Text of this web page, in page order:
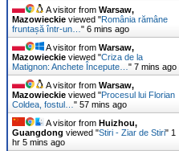
A visitor from Warsaw,
Mazowieckie viewed "România rămâne
fruntașă într-un… " 6 mins ago
A visitor from Warsaw,
Mazowieckie viewed "Criza de la
Matignon: Anchete Începute… " 7 mins ago
A visitor from Warsaw,
Mazowieckie viewed "Procesul lui Florian
Coldea, fostul… " 57 mins ago
A visitor from Huizhou,
Guangdong viewed "Stiri - Ziar de Stiri" 1
hr 5 mins ago